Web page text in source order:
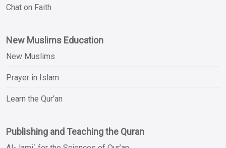
Chat on Faith
New Muslims Education
New Muslims
Prayer in Islam
Learn the Qur'an
Publishing and Teaching the Quran